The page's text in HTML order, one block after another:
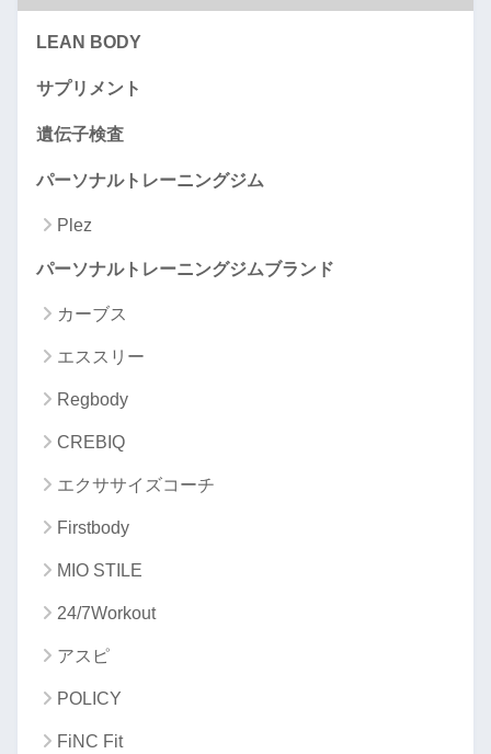
LEAN BODY
サプリメント
遺伝子検査
パーソナルトレーニングジム
Plez
パーソナルトレーニングジムブランド
カーブス
エススリー
Regbody
CREBIQ
エクササイズコーチ
Firstbody
MIO STILE
24/7Workout
アスピ
POLICY
FiNC Fit